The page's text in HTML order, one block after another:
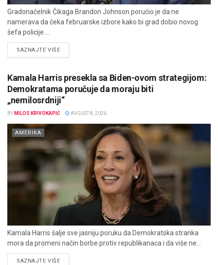
Gradonačelnik Čikaga Brandon Johnson poručio je da ne
namerava da čeka februarske izbore kako bi grad dobio novog
šefa policije....
SAZNAJTE VIŠEDETAILS
Kamala Harris presekla sa Biden-ovom strategijom:
Demokratama poručuje da moraju biti
„nemilosrdniji“
BY MILOS KRIVOKAPIĆ AVGUST 8, 2026
AMERIKA
Kamala Harris šalje sve jasniju poruku da Demokratska stranka
mora da promeni način borbe protiv republikanaca i da više ne...
SAZNAJTE VIŠEDETAILS